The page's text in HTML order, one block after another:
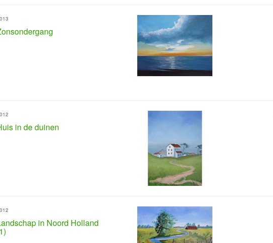
in de duinen
in Noord Holland